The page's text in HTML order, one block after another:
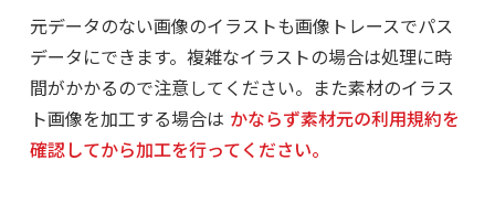
元データのない画像のイラストも画像トレースでパス
データにできます。複雑なイラストの場合は処理に時
間がかかるので注意してください。また素材のイラス
ト画像を加工する場合は かならず素材元の利用規約を
確認してから加工を行ってください。